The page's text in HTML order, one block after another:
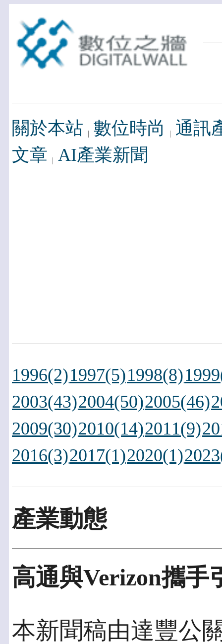
關於本站 數位時尚
通訊
文章 AI產業新聞
1996(2)1997(5)1998(8)
2003(43)2004(50)2005(46)
2009(30)2010(14)2011(9)
2016(3)2017(1)2020(1)
產業動態
高通與Verizon攜手
本新聞稿由達豐公